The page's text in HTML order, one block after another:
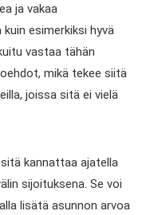
ja vakaa
esimerkiksi hyvä
vastaa tähän
mikä tekee siitä
joissa sitä ei vielä
kannattaa ajatella
sijoituksena. Se voi
lisätä asunnon arvoa